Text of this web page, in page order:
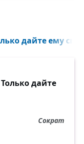
дайте ему
дайте
Сократ